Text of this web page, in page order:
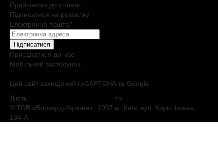
Приймаємо до сплати
Підписатися на розсилку
Електронна пошта*
Підписатися
Приєднатися до нас
Мобільний застосунок
Цей сайт захищений reCAPTCHA та Google
Діють
та
© ТОВ «Брокард-Україна», 1997 м. Київ, вул. Кирилівська,
134-А